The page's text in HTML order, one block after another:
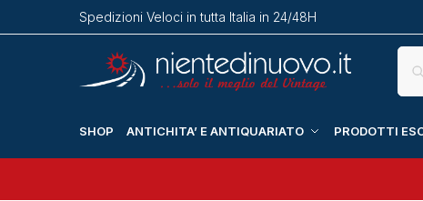
Spedizioni Veloci in tutta Italia in 24/48H
SHOP ANTICHITA’ E ANTIQUARIATO PRODOTTI